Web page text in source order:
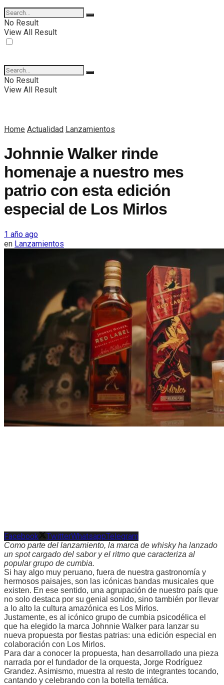
No Result
View All Result
No Result
View All Result
Home Actualidad Lanzamientos
Johnnie Walker rinde
homenaje a nuestro mes
patrio con esta edición
especial de Los Mirlos
1 año ago
en Lanzamientos
Facebook TwitterWhatsappTelegram
Como parte del lanzamiento, la marca de whisky ha lanzado
un spot cargado del sabor y el ritmo que caracteriza al
popular grupo de cumbia.
Si hay algo muy peruano, fuera de nuestra gastronomía y
hermosos paisajes, son las icónicas bandas musicales que
existen. En ese sentido, una agrupación de nuestro país que
no solo destaca por su genial sonido, sino también por llevar
a lo alto la cultura amazónica es Los Mirlos.
Justamente, es al icónico grupo de cumbia psicodélica el
que ha elegido la marca Johnnie Walker para lanzar su
nueva propuesta por fiestas patrias: una edición especial en
colaboración con Los Mirlos.
Para dar a conocer la propuesta, han desarrollado una pieza
narrada por el fundador de la orquesta, Jorge Rodríguez
Grandez. Asimismo, muestra al resto de integrantes tocando,
cantando y celebrando con la botella temática.